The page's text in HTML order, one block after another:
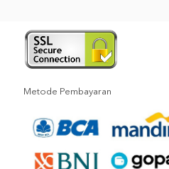
Metode Pembayaran